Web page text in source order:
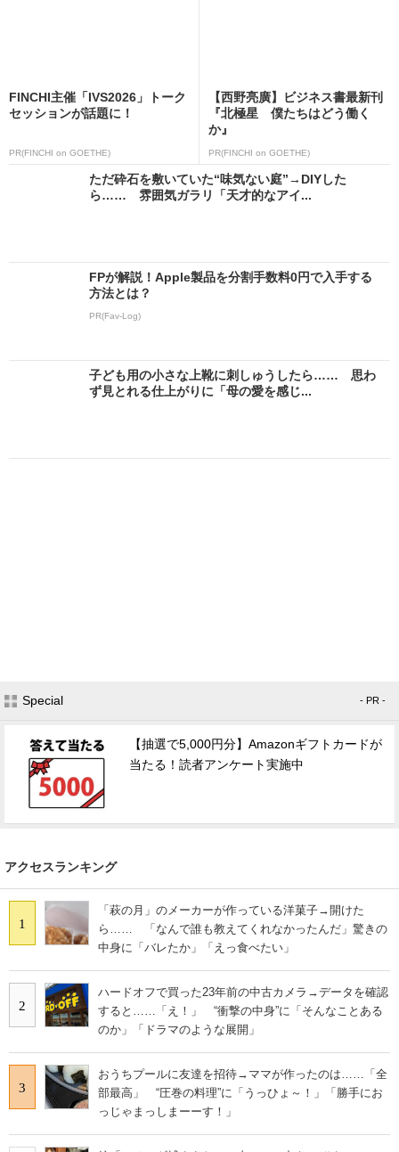
FINCHI主催「IVS2026」トーク
セッションが話題に！
PR(FINCHI on GOETHE)
【西野亮廣】ビジネス書最新刊
『北極星 僕たちはどう働く
か』
PR(FINCHI on GOETHE)
ただ砕石を敷いていた“味気ない庭”→DIYした
ら…… 雰囲気ガラリ「天才的なアイ...
FPが解説！Apple製品を分割手数料0円で入手する
方法とは？
PR(Fav-Log)
子ども用の小さな上靴に刺しゅうしたら…… 思わ
ず見とれる仕上がりに「母の愛を感じ...
Special - PR -
【抽選で5,000円分】Amazonギフトカードが
当たる！読者アンケート実施中
アクセスランキング
1
「萩の月」のメーカーが作っている洋菓子→開けた
ら…… 「なんで誰も教えてくれなかったんだ」驚きの
中身に「バレたか」「えっ食べたい」
2
ハードオフで買った23年前の中古カメラ→データを確認
すると……「え！」 “衝撃の中身”に「そんなことある
のか」「ドラマのような展開」
3
おうちプールに友達を招待→ママが作ったのは……「全
部最高」 “圧巻の料理”に「うっひょ～！」「勝手にお
っじゃまっしまーーす！」